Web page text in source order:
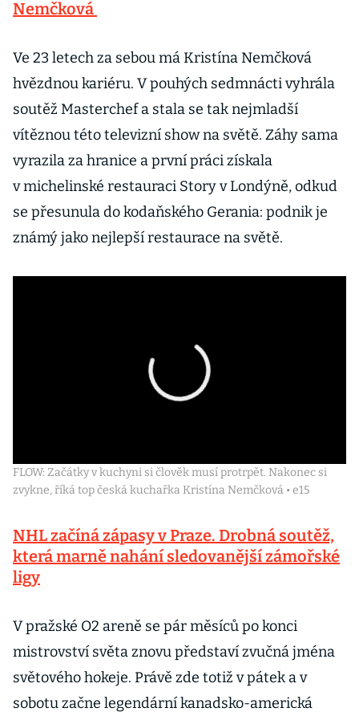
Nemčková
Ve 23 letech za sebou má Kristína Nemčková
hvězdnou kariéru. V pouhých sedmnácti vyhrála
soutěž Masterchef a stala se tak nejmladší
vítěznou této televizní show na světě. Záhy sama
vyrazila za hranice a první práci získala
v michelinské restauraci Story v Londýně, odkud
se přesunula do kodaňského Gerania: podnik je
známý jako nejlepší restaurace na světě.
FLOW: Začátky v kuchyni si člověk musí protrpět. Nakonec si
zvykne, říká top česká kuchařka Kristína Nemčková • e15
NHL začíná zápasy v Praze. Drobná soutěž,
která marně nahání sledovanější zámořské
ligy
V pražské O2 areně se pár měsíců po konci
mistrovství světa znovu představí zvučná jména
světového hokeje. Právě zde totiž v pátek a v
sobotu začne legendární kanadsko-americká